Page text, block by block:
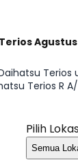
Terios
Terios R
ADS AT,
Terios X
2026,
ambil
Pilih
Semua